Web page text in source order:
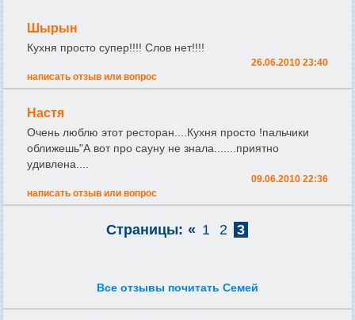
Шырын
Кухня просто супер!!!! Слов нет!!!!
26.06.2010 23:40
написать отзыв или вопрос
Настя
Очень люблю этот ресторан....Кухня просто !пальчики
оближешь"А вот про сауну не знала.......приятно
удивлена....
09.06.2010 22:36
написать отзыв или вопрос
Страницы: « 1 2 3
Все отзывы почитать Семей